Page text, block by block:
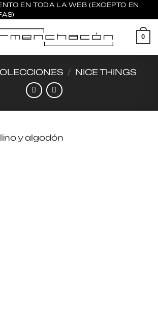
EN TODA LA WEB (EXCEPTO EN
0
/ NICE THINGS